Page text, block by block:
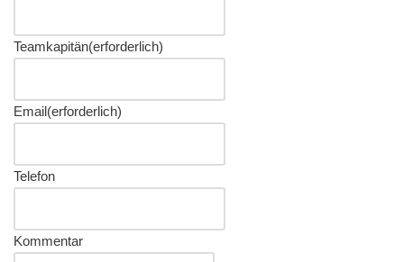
Teamkapitän(erforderlich)
Email(erforderlich)
Telefon
Kommentar